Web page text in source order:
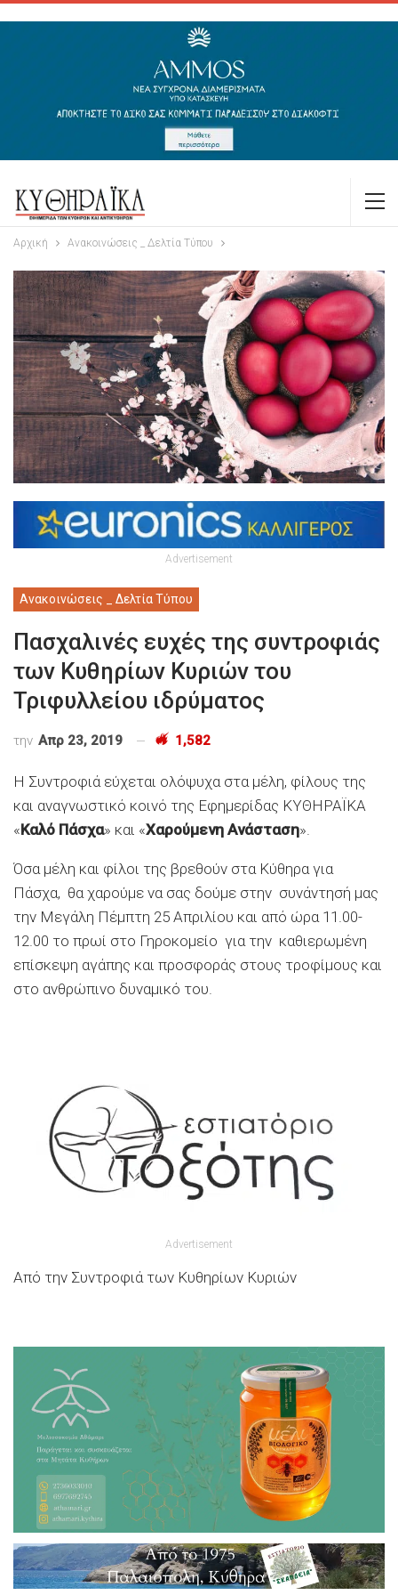
Αρχική Ανακοινώσεις _ Δελτία Τύπου
Advertisement
Ανακοινώσεις _ Δελτία Τύπου
Πασχαλινές ευχές της συντροφιάς
των Κυθηρίων Κυριών του
Τριφυλλείου ιδρύματος
την Απρ 23, 2019 1,582
Η Συντροφιά εύχεται ολόψυχα στα μέλη, φίλους της
και αναγνωστικό κοινό της Εφημερίδας ΚΥΘΗΡΑΪΚΑ
«Καλό Πάσχα» και «Χαρούμενη Ανάσταση».
Όσα μέλη και φίλοι της βρεθούν στα Κύθηρα για
Πάσχα, θα χαρούμε να σας δούμε στην συνάντησή μας
την Μεγάλη Πέμπτη 25 Απριλίου και από ώρα 11.00-
12.00 το πρωί στο Γηροκομείο για την καθιερωμένη
επίσκεψη αγάπης και προσφοράς στους τροφίμους και
στο ανθρώπινο δυναμικό του.
Advertisement
Από την Συντροφιά των Κυθηρίων Κυριών